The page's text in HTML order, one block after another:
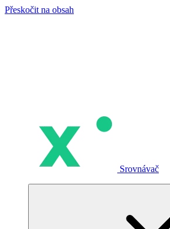
Přeskočit na obsah
Srovnávač